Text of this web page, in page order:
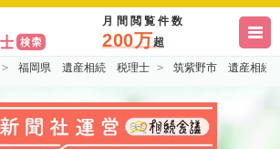
月間閲覧件数
200万超
福岡県 遺産相続 税理士 筑紫野市 遺産相続